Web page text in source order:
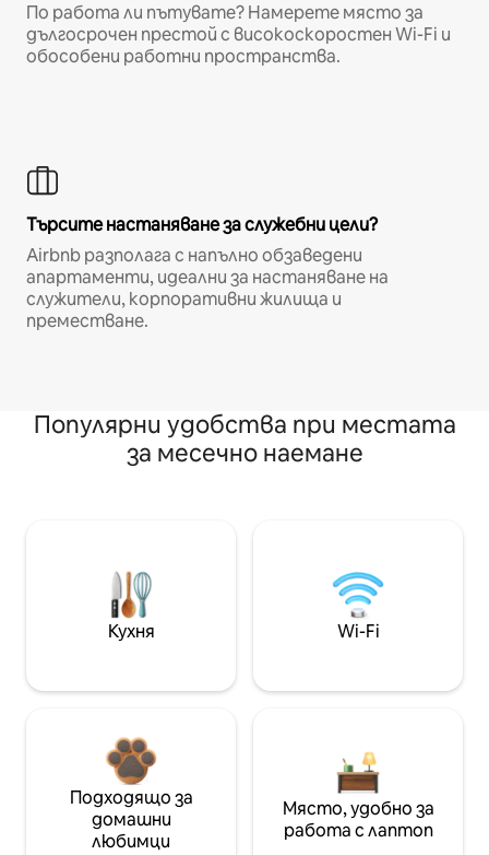
По работа ли пътувате? Намерете място за
дългосрочен престой с високоскоростен Wi-Fi и
обособени работни пространства.
Търсите настаняване за служебни цели?
Airbnb разполага с напълно обзаведени
апартаменти, идеални за настаняване на
служители, корпоративни жилища и
преместване.
Популярни удобства при местата
за месечно наемане
Кухня Wi-Fi
Подходящо за
домашни
любимци
Място, удобно за
работа с лаптоп